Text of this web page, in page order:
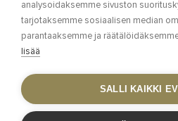
Esa
Site by
analysoidaksemme sivuston
tarjotaksemme sosiaalisen median
parantaaksemme ja
lisää
SALLI KAIKKI